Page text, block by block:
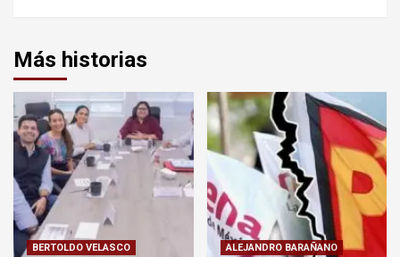
Más historias
BERTOLDO VELASCO
ALEJANDRO BARAÑANO